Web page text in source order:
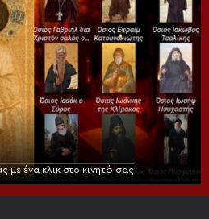
ένα κλικ στο κινητό σας